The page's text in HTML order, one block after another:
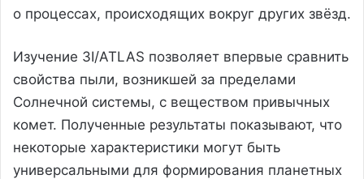
о процессах, происходящих вокруг других звёзд.
Изучение 3I/ATLAS позволяет впервые сравнить
свойства пыли, возникшей за пределами
Солнечной системы, с веществом привычных
комет. Полученные результаты показывают, что
некоторые характеристики могут быть
универсальными для формирования планетных